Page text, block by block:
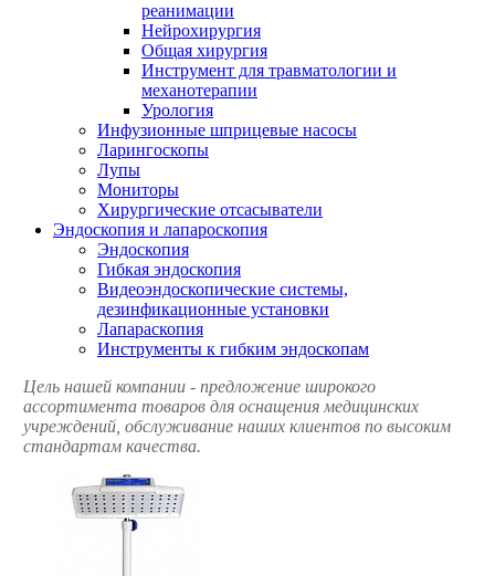
реанимации
Нейрохирургия
Общая хирургия
Инструмент для травматологии и
механотерапии
Урология
Инфузионные шприцевые насосы
Ларингоскопы
Лупы
Мониторы
Хирургические отсасыватели
Эндоскопия и лапароскопия
Эндоскопия
Гибкая эндоскопия
Видеоэндоскопические системы,
дезинфикационные установки
Лапараскопия
Инструменты к гибким эндоскопам
Цель нашей компании - предложение широкого
ассортимента товаров для оснащения медицинских
учреждений, обслуживание наших клиентов по высоким
стандартам качества.